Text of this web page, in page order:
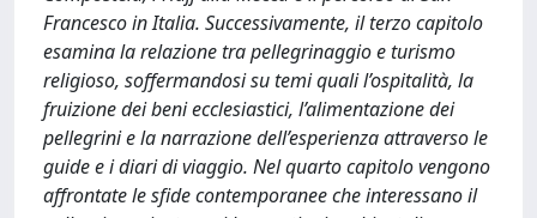
Francesco in Italia. Successivamente, il terzo capitolo
esamina la relazione tra pellegrinaggio e turismo
religioso, soffermandosi su temi quali l’ospitalità, la
fruizione dei beni ecclesiastici, l’alimentazione dei
pellegrini e la narrazione dell’esperienza attraverso le
guide e i diari di viaggio. Nel quarto capitolo vengono
affrontate le sfide contemporanee che interessano il